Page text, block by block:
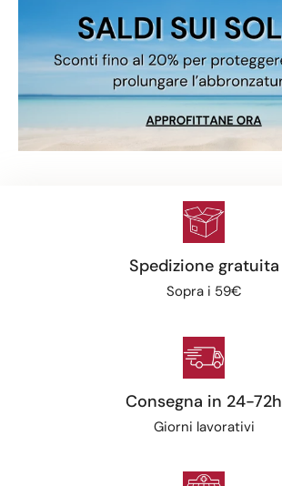
Spedizione gratuita
Sopra i 59€
Consegna in 24-72h
Giorni lavorativi